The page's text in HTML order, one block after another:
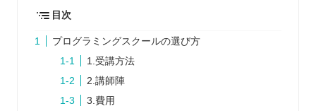
目次
プログラミングスクールの選び方
1.受講方法
2.講師陣
3.費用